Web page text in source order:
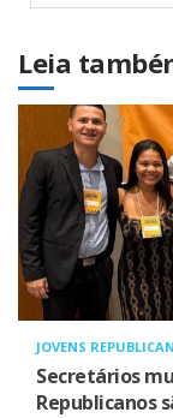
Leia
JOVENS
Secretários
Republicanos